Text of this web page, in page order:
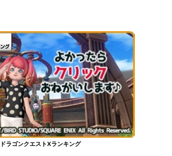
ドラゴンクエストXランキング